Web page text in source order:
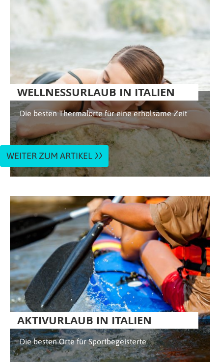
WELLNESSURLAUB IN ITALIEN
Die besten Thermalorte für eine erholsame Zeit
WEITER ZUM ARTIKEL
AKTIVURLAUB IN ITALIEN
Die besten Orte für Sportbegeisterte